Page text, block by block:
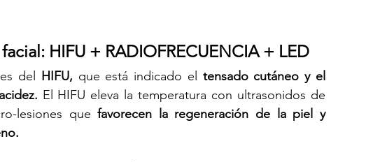
HIFU + RADIOFRECUENCIA + LED
del HIFU, que está indicado el tensado cutáneo y el
El HIFU eleva la temperatura con ultrasonidos de
lesiones que favorecen la regeneración de la piel y